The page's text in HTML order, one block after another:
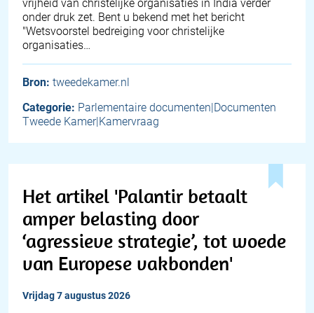
vrijheid van christelijke organisaties in India verder
onder druk zet. Bent u bekend met het bericht
"Wetsvoorstel bedreiging voor christelijke
organisaties…
Bron: tweedekamer.nl
Categorie: Parlementaire documenten|Documenten
Tweede Kamer|Kamervraag
Het artikel 'Palantir betaalt
amper belasting door
‘agressieve strategie’, tot woede
van Europese vakbonden'
vrijdag 7 augustus 2026